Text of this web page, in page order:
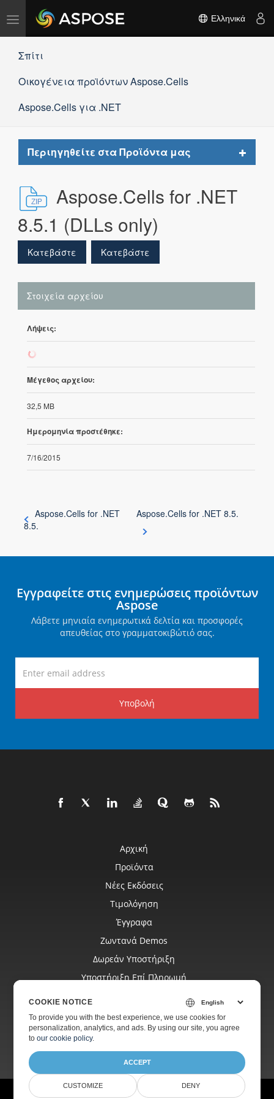
Εναλλαγή
πλοήγησης
Ελληνικά
Σπίτι
Οικογένεια προϊόντων Aspose.Cells
Aspose.Cells για .NET
Περιηγηθείτε στα Προϊόντα μας
Toggle
Aspose.Cells for .NET
8.5.1 (DLLs only)
Κατεβάστε Κατεβάστε
Στοιχεία αρχείου
Λήψεις:
269
Μέγεθος αρχείου:
32,5 MB
Ημερομηνία προστέθηκε:
7/16/2015
Aspose.Cells for .NET
8.5.
Aspose.Cells for .NET 8.5.
Εγγραφείτε στις ενημερώσεις προϊόντων
Aspose
Λάβετε μηνιαία ενημερωτικά δελτία και προσφορές
απευθείας στο γραμματοκιβώτιό σας.
Υποβολή
Αρχική
Προϊόντα
Νέες Εκδόσεις
Τιμολόγηση
Έγγραφα
Ζωντανά Demos
Δωρεάν Υποστήριξη
Υποστήριξη Επί Πληρωμή
Ιστότοποι
Σχετικά Με
© Aspose Pty Ltd 2001-2026. Με την επιφύλαξη παντός δικαιώματος.
COOKIE NOTICE
To provide you with the best experience, we use cookies for
personalization, analytics, and ads. By using our site, you agree
toour cookie policy.
ACCEPT
CUSTOMIZE DENY